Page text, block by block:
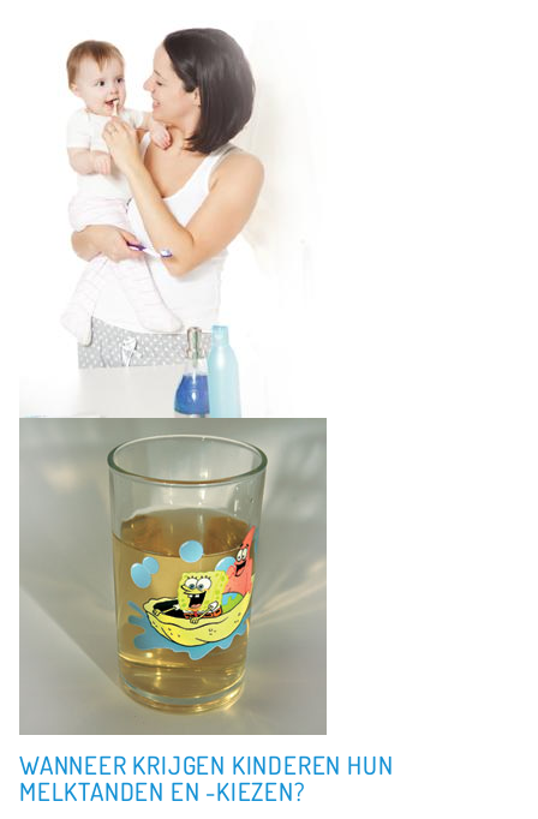
WANNEER KRIJGEN KINDEREN HUN
MELKTANDEN EN -KIEZEN?